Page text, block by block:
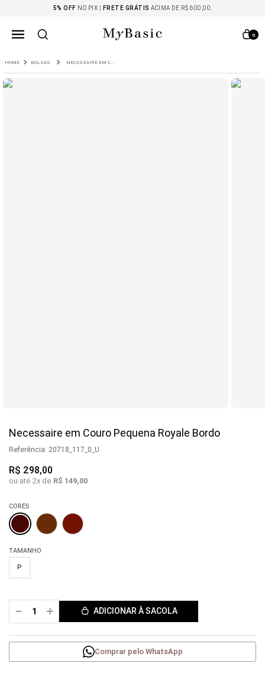
5% OFF NO PIX | FRETE GRÁTIS ACIMA DE R$ 600,00.
0
BOLSAS NECESSAIRE EM COURO PEQUENA ROYALE BORDO
Necessaire em Couro Pequena Royale Bordo
Referência: 20718_117_0_U
R$ 298,00
ou até 2x de R$ 149,00
CORES
TAMANHO
P
＋
－ ADICIONAR À SACOLA
Comprar pelo WhatsApp